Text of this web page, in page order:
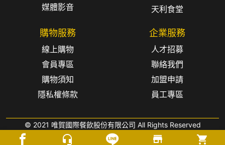
媒體影音
天利食堂
購物服務
線上購物
會員專區
購物須知
隱私權條款
企業服務
人才招募
聯絡我們
加盟申請
員工專區
© 2021 唯賀國際餐飲股份有限公司 All Rights Reserved